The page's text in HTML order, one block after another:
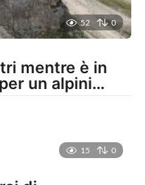
52 0
mentre è in
un alpini…
15 0